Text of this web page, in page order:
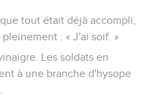
tout était déjà accompli,
: « J'ai soif. »
Les soldats en
à une branche d'hysope